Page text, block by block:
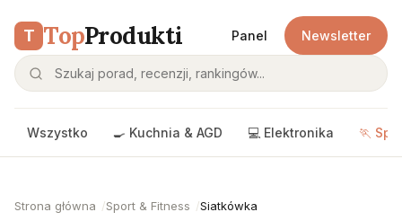
T TopProdukti Panel Newsletter
Wszystko 🍳 Kuchnia & AGD 💻 Elektronika 🏃
Strona główna Sport & Fitness Siatkówka